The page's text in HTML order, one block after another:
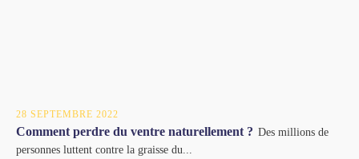
28 SEPTEMBRE 2022
Comment perdre du ventre naturellement ? Des millions de
personnes luttent contre la graisse du...